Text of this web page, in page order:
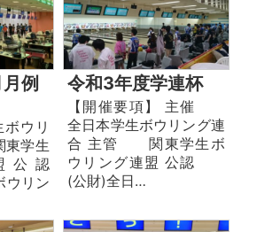
例
ウリ
東学生
公 認
ウリン
令和3年度学連杯
【開催要項】 主催
全日本学生ボウリング連
合 主管 関東学生ボ
ウリング連盟 公認
(公財)全日…